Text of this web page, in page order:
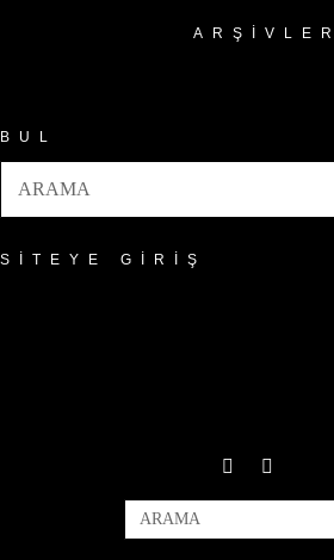
ARŞIVLER
BUL
SITEYE GIRIŞ